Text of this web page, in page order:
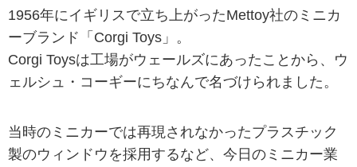
1956年にイギリスで立ち上がったMettoy社のミニカ
ーブランド「Corgi Toys」。
Corgi Toysは工場がウェールズにあったことから、ウ
ェルシュ・コーギーにちなんで名づけられました。
当時のミニカーでは再現されなかったプラスチック
製のウィンドウを採用するなど、今日のミニカー業